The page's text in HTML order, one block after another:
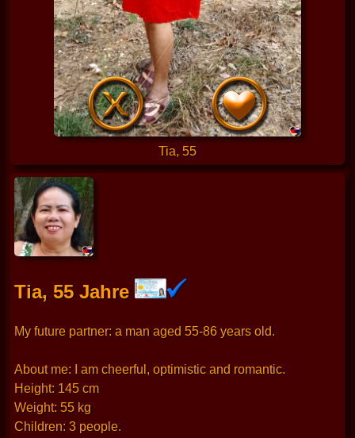
Tia, 55
Tia, 55 Jahre
My future partner: a man aged 55-86 years old.
About me: I am cheerful, optimistic and romantic.
Height: 145 cm
Weight: 55 kg
Children: 3 people.